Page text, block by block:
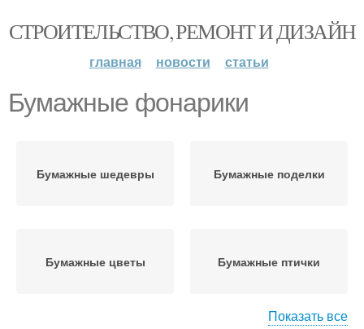
СТРОИТЕЛЬСТВО, РЕМОНТ И ДИЗАЙН
главная новости статьи
Бумажные фонарики
Бумажные шедевры Бумажные поделки
Бумажные цветы Бумажные птички
Показать все